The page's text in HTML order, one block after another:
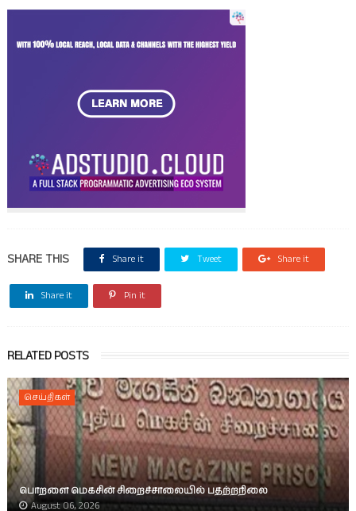
SHARE THIS Share it Tweet Share it
Share it Pin it
RELATED POSTS
செய்திகள்
பொறளை மெகசின் சிறைச்சாலையில் பதற்றநிலை
August 06, 2026